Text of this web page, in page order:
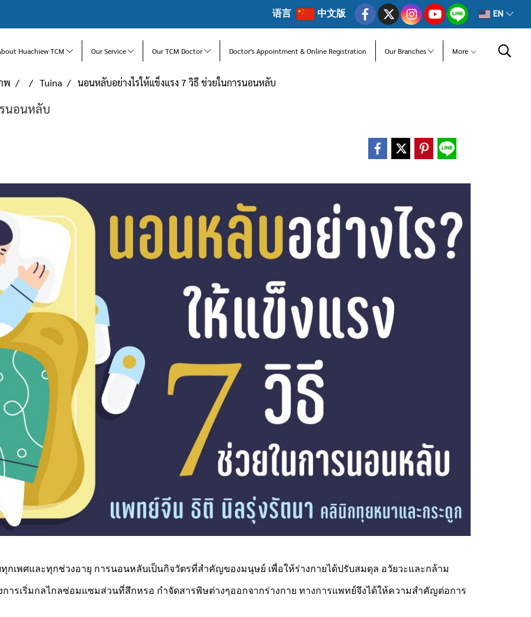
语言 中文版 EN
Huachiew TCM Our Service Our TCM Doctor Doctor's Appointment & Online Registration Our Branches More
พ Tuina นอนหลับอย่างไรให้แข็งแรง 7 วิธี ช่วยในการนอนหลับ
นอนหลับ
กเพศและทุกช่วงอายุ การนอนหลับเป็นกิจวัตรที่สำคัญของมนุษย์ เพื่อให้ร่างกายได้ปรับสมดุล อวัยวะและกล้าม
ารเริ่มกลไกลซ่อมแซมส่วนที่สึกหรอ กำจัดสารพิษต่างๆออกจากร่างกาย ทางการแพทย์จึงได้ให้ความสำคัญต่อการ